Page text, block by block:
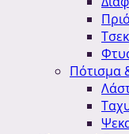
Πότισμα